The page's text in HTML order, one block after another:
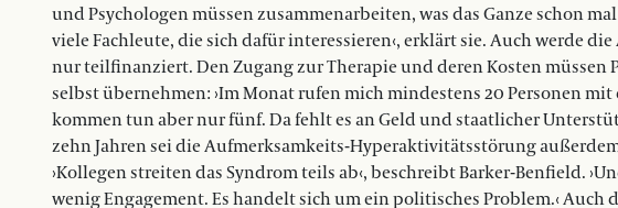
und Psychologen müssen zusammenarbeiten, was das Ganze schon
viele Fachleute, die sich dafür interessieren‹, erklärt sie. Auch werde
nur teilfinanziert. Den Zugang zur Therapie und deren Kosten
selbst übernehmen: ›Im Monat rufen mich mindestens 20 Personen
kommen tun aber nur fünf. Da fehlt es an Geld und staatlicher
zehn Jahren sei die Aufmerksamkeits-Hyperaktivitätsstörung
›Kollegen streiten das Syndrom teils ab‹, beschreibt Barker-Benfield.
wenig Engagement. Es handelt sich um ein politisches Problem.‹ Auch